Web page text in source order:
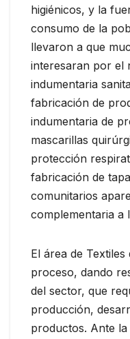
higiénicos, y la
consumo de la
llevaron a que
interesaran por el
indumentaria
fabricación de
indumentaria de
mascarillas
protección
fabricación de
comunitarios
complementaria a
El área de
proceso, dando
del sector, que
producción,
productos. Ante